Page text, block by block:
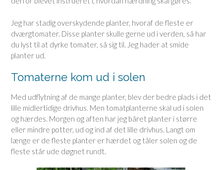
Jeg har stadig overskydende planter, hvoraf de fleste er
dværgtomater. Disse planter skulle gerne ud i verden, så har
du lyst til at dyrke tomater, så sig til. Jeg hader at smide
planter ud.
Tomaterne kom ud i solen
Med udflytning af de mange planter, blev der bedre plads i det
lille midlertidige drivhus. Men tomatplanterne skal ud i solen
og hærdes. Morgen og aften har jeg båret planter i større
eller mindre potter, ud og ind af det lille drivhus. Langt om
længe er de fleste planter er hærdet og tåler solen og de
fleste står ude døgnet rundt.